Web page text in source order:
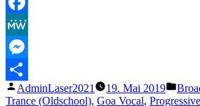
Facebook
MeWe
Messenger
Teilen
Veröffentlicht
von
AdminLaser2021 19. Mai 2019
unter
Trance (Oldschool), Goa Vocal,